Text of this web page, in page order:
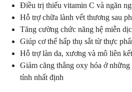
Điều trị thiếu vitamin C và ngăn
Hỗ trợ chữa lành vết thương sau
Tăng cường chức năng hệ miễn
Giúp cơ thể hấp thụ sắt từ thực
Hỗ trợ làn da, xương và mô liên
Giảm căng thẳng oxy hóa ở
tính nhất định